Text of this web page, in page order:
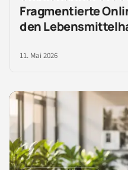
Fragmentierte
den
11. Mai 2026